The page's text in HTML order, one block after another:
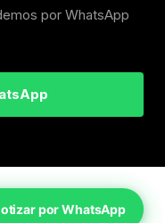
por WhatsApp
Fletes UruguayInicio
por WhatsApp